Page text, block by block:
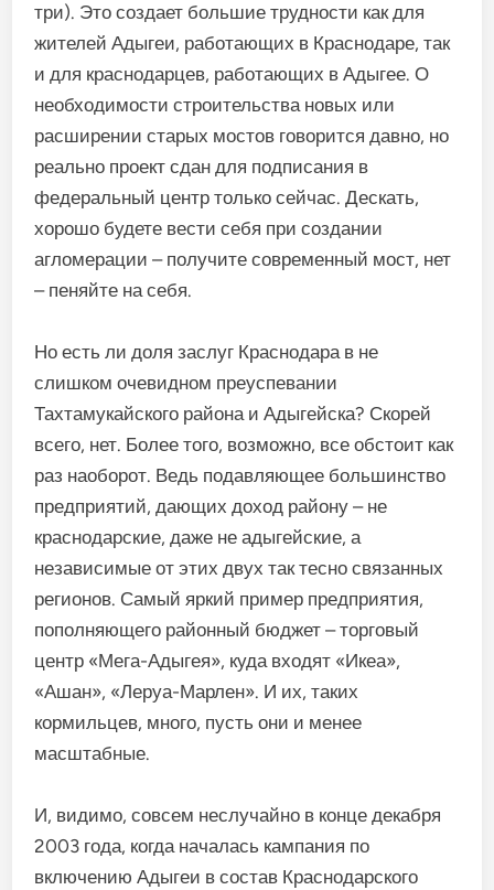
три). Это создает большие трудности как для
жителей Адыгеи, работающих в Краснодаре, так
и для краснодарцев, работающих в Адыгее. О
необходимости строительства новых или
расширении старых мостов говорится давно, но
реально проект сдан для подписания в
федеральный центр только сейчас. Дескать,
хорошо будете вести себя при создании
агломерации – получите современный мост, нет
– пеняйте на себя.
Но есть ли доля заслуг Краснодара в не
слишком очевидном преуспевании
Тахтамукайского района и Адыгейска? Скорей
всего, нет. Более того, возможно, все обстоит как
раз наоборот. Ведь подавляющее большинство
предприятий, дающих доход району – не
краснодарские, даже не адыгейские, а
независимые от этих двух так тесно связанных
регионов. Самый яркий пример предприятия,
пополняющего районный бюджет – торговый
центр «Мега-Адыгея», куда входят «Икеа»,
«Ашан», «Леруа-Марлен». И их, таких
кормильцев, много, пусть они и менее
масштабные.
И, видимо, совсем неслучайно в конце декабря
2003 года, когда началась кампания по
включению Адыгеи в состав Краснодарского